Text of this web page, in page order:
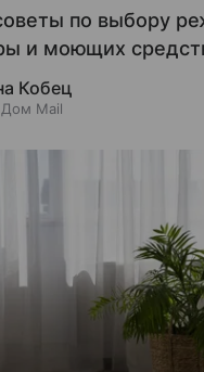
по выбору
и моющих
Кобец
Mail